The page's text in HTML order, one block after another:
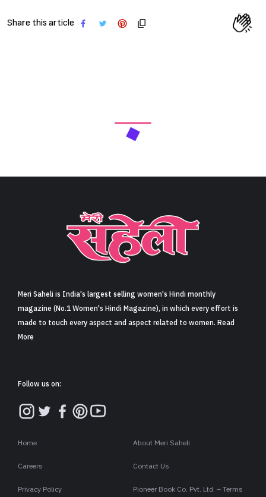
Share this article
Meri Saheli is India's largest selling women's Hindi monthly
magazine (No.1 Women's Hindi Magazine), in which every effort is
made to touch every aspect and aspect related to women. Read
More
Follow us on:
Home About Meri Saheli
Careers Contact Us
Privacy Policy Pioneer Book Co. Pvt. Ltd. – Terms